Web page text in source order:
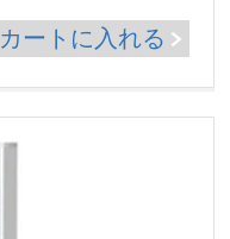
カートに入れる